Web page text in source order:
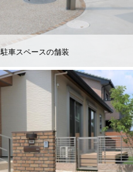
駐車スペースの舗装